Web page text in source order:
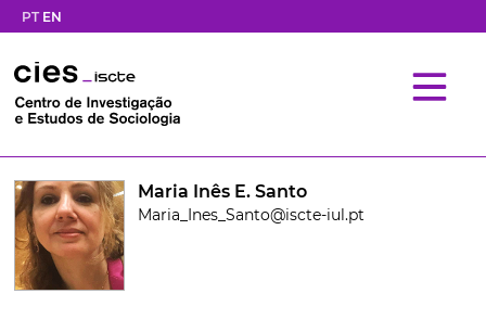
PT EN
Maria Inês E. Santo
Maria_Ines_Santo@iscte-iul.pt